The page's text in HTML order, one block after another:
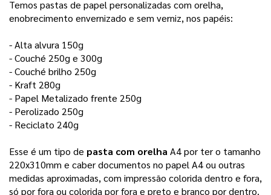
Temos pastas de papel personalizadas com orelha,
enobrecimento envernizado e sem verniz, nos papéis:
- Alta alvura 150g
- Couché 250g e 300g
- Couché brilho 250g
- Kraft 280g
- Papel Metalizado frente 250g
- Perolizado 250g
- Reciclato 240g
Esse é um tipo de pasta com orelha A4 por ter o tamanho
220x310mm e caber documentos no papel A4 ou outras
medidas aproximadas, com impressão colorida dentro e fora,
só por fora ou colorida por fora e preto e branco por dentro.